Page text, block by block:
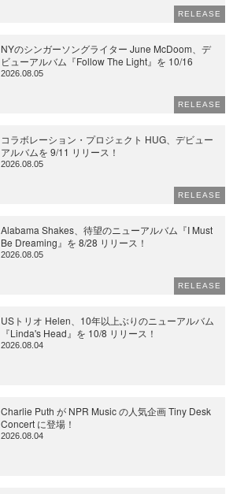
RELEASE
NYのシンガーソングライター June McDoom、デ
ビューアルバム『Follow The Light』を 10/16
2026.08.05
RELEASE
コラボレーション・プロジェクト HUG、デビュー
アルバムを 9/11 リリース！
2026.08.05
RELEASE
Alabama Shakes、待望のニューアルバム『I Must
Be Dreaming』を 8/28 リリース！
2026.08.05
RELEASE
USトリオ Helen、10年以上ぶりのニューアルバム
『Linda's Head』を 10/8 リリース！
2026.08.04
Charlie Puth が NPR Music の人気企画 Tiny Desk
Concert に登場！
2026.08.04